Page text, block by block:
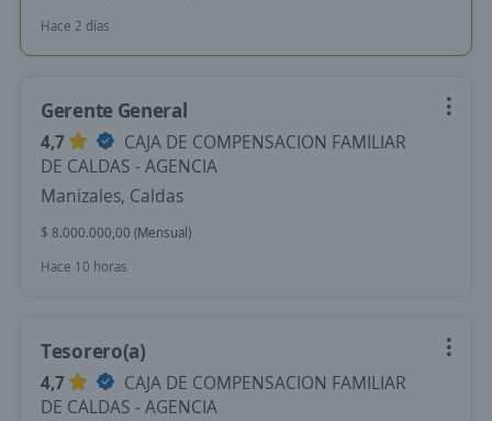
Hace 2 días
Gerente General
4,7
CAJA DE COMPENSACION FAMILIAR
DE CALDAS - AGENCIA
Manizales, Caldas
$ 8.000.000,00 (Mensual)
Hace 10 horas
Tesorero(a)
4,7
CAJA DE COMPENSACION FAMILIAR
DE CALDAS - AGENCIA